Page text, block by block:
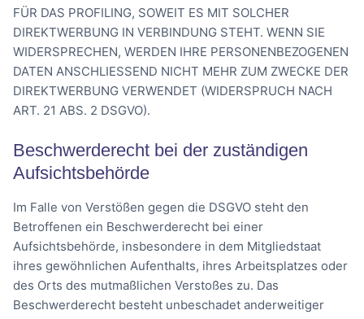
FÜR DAS PROFILING, SOWEIT ES MIT SOLCHER
DIREKTWERBUNG IN VERBINDUNG STEHT. WENN SIE
WIDERSPRECHEN, WERDEN IHRE PERSONENBEZOGENEN
DATEN ANSCHLIESSEND NICHT MEHR ZUM ZWECKE DER
DIREKTWERBUNG VERWENDET (WIDERSPRUCH NACH
ART. 21 ABS. 2 DSGVO).
Beschwerde­recht bei der zuständigen
Aufsichts­behörde
Im Falle von Verstößen gegen die DSGVO steht den
Betroffenen ein Beschwerderecht bei einer
Aufsichtsbehörde, insbesondere in dem Mitgliedstaat
ihres gewöhnlichen Aufenthalts, ihres Arbeitsplatzes oder
des Orts des mutmaßlichen Verstoßes zu. Das
Beschwerderecht besteht unbeschadet anderweitiger